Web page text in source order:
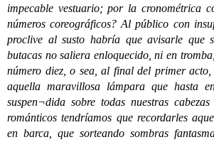
impecable vestuario; por la cronométrica
números coreográficos? Al público con
proclive al susto habría que avisarle que
butacas no saliera enloquecido, ni en
número diez, o sea, al final del primer acto,
aquella maravillosa lámpara que hasta
suspen¬dida sobre todas nuestras
románticos tendríamos que recordarles
en barca, que sorteando sombras